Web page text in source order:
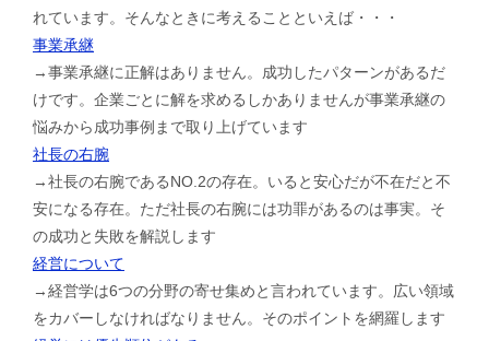
れています。そんなときに考えることといえば・・・
事業承継
→事業承継に正解はありません。成功したパターンがあるだ
けです。企業ごとに解を求めるしかありませんが事業承継の
悩みから成功事例まで取り上げています
社長の右腕
→社長の右腕であるNO.2の存在。いると安心だが不在だと不
安になる存在。ただ社長の右腕には功罪があるのは事実。そ
の成功と失敗を解説します
経営について
→経営学は6つの分野の寄せ集めと言われています。広い領域
をカバーしなければなりません。そのポイントを網羅します